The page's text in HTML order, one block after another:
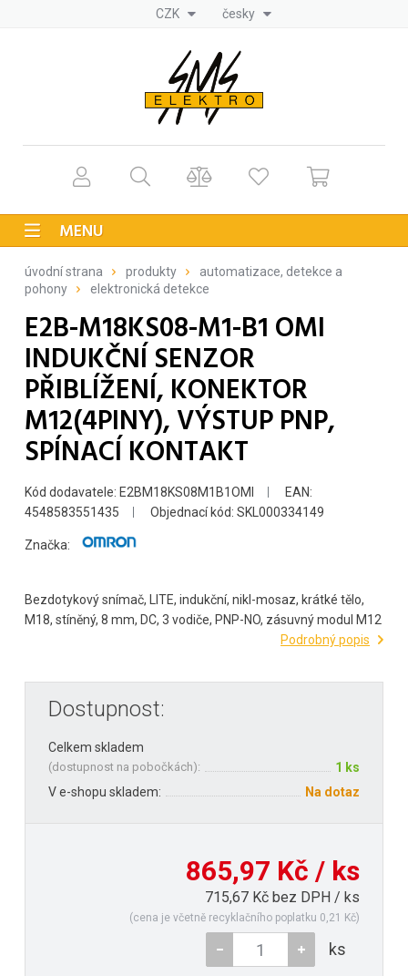
CZK česky
MENU
úvodní strana produkty
automatizace, detekce a
pohony
elektronická detekce
E2B-M18KS08-M1-B1 OMI
INDUKČNÍ SENZOR
PŘIBLÍŽENÍ, KONEKTOR
M12(4PINY), VÝSTUP PNP,
SPÍNACÍ KONTAKT
Kód dodavatele: E2BM18KS08M1B1OMI
EAN:
4548583551435
Objednací kód: SKL000334149
Značka:
Bezdotykový snímač, LITE, indukční, nikl-mosaz, krátké tělo,
M18, stíněný, 8 mm, DC, 3 vodiče, PNP-NO, zásuvný modul M12
Podrobný popis
Dostupnost:
Celkem skladem
(dostupnost na pobočkách):
1 ks
V e-shopu skladem:
Na dotaz
865,97 Kč / ks
715,67 Kč bez DPH / ks
(cena je včetně recyklačního poplatku 0,21 Kč)
ks